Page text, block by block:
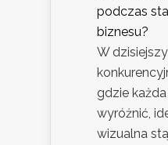
podczas
biznesu?
W
gdzie
wyróżnić,
wizualna